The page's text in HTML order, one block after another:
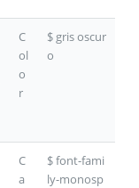
C
ol
o
r
$ gris oscur
o
C
a
$ font-fami
ly-monosp